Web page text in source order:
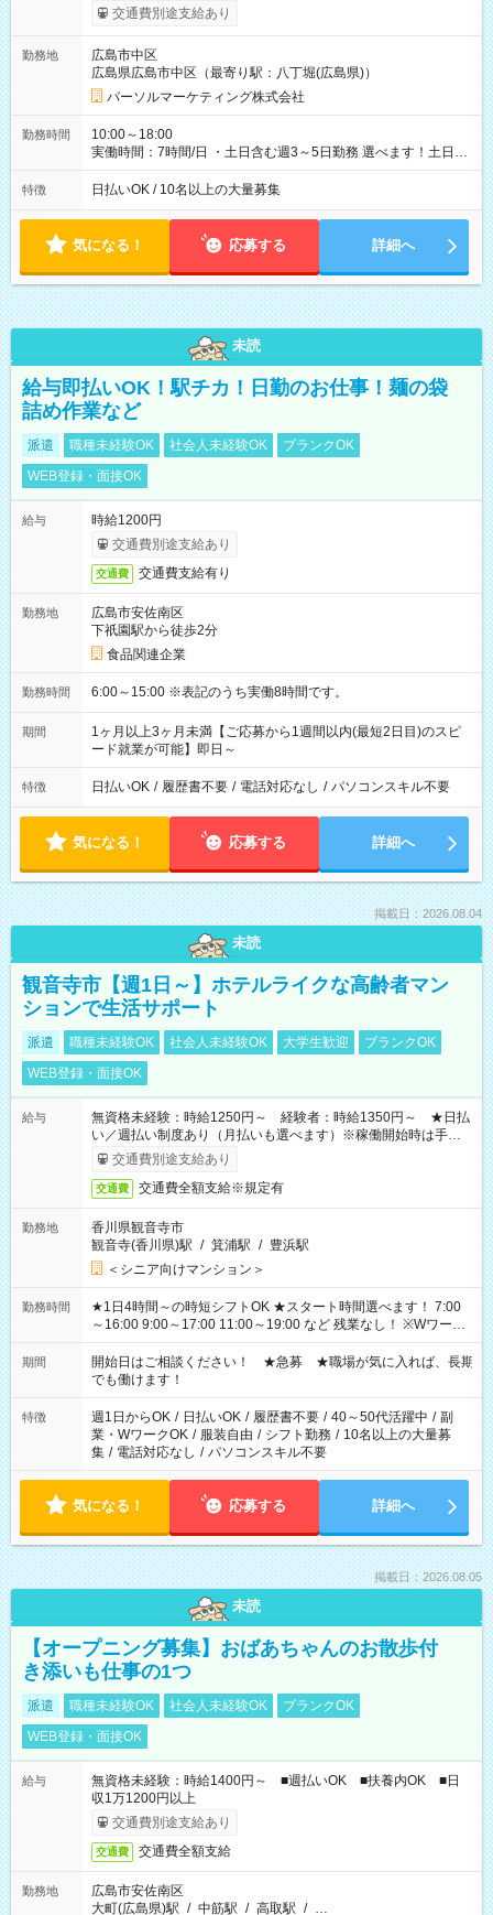
期間】試用期間なし
交通費別途支給あり
勤務地
広島市中区
広島県広島市中区（最寄り駅：八丁堀(広島県)）
パーソルマーケティング株式会社
勤務時間
10:00～18:00
実働時間：7時間/日 ・土日含む週3～5日勤務 選べます！土日も
休みやすい！ ・残業は有りません！
特徴 日払いOK / 10名以上の大量募集
気になる！ 応募する 詳細へ
未読
給与即払いOK！駅チカ！日勤のお仕事！麺の袋
詰め作業など
派遣 職種未経験OK 社会人未経験OK
ブランクOK
WEB登録・面接OK
給与
時給1200円
交通費別途支給あり
交通費 交通費支給有り
勤務地
広島市安佐南区
下祇園駅から徒歩2分
食品関連企業
勤務時間 6:00～15:00 ※表記のうち実働8時間です。
期間
1ヶ月以上3ヶ月未満【ご応募から1週間以内(最短2日目)のスピ
ード就業が可能】即日～
特徴 日払いOK / 履歴書不要 / 電話対応なし / パソコンスキル不要
気になる！ 応募する 詳細へ
掲載日：2026.08.04
未読
観音寺市【週1日～】ホテルライクな高齢者マン
ションで生活サポート
派遣 職種未経験OK 社会人未経験OK 大学生歓迎
ブランクOK
WEB登録・面接OK
給与
無資格未経験：時給1250円～ 経験者：時給1350円～ ★日払
い／週払い制度あり（月払いも選べます）※稼働開始時は手続き
完了次第のお支払いとなります。
交通費別途支給あり
交通費 交通費全額支給※規定有
勤務地
香川県観音寺市
観音寺(香川県)駅 / 箕浦駅 / 豊浜駅
＜シニア向けマンション＞
勤務時間
★1日4時間～の時短シフトOK ★スタート時間選べます！ 7:00
～16:00 9:00～17:00 11:00～19:00 など 残業なし！ ※Wワーク
の場合、他のお仕事と合わせ週40時間超の就業はご案内できま
せん ※法令に基づき、週20時間以上勤務は社会保険への加入対
象となります ※労働者派遣法（日雇い派遣の原則禁止）によ
り、短時間・短期間の就業はご案内が難しい場合があります
期間
開始日はご相談ください！ ★急募 ★職場が気に入れば、長期
でも働けます！
特徴 週1日からOK / 日払いOK / 履歴書不要 / 40～50代活躍中 / 副
業・WワークOK / 服装自由 / シフト勤務 / 10名以上の大量募
集 / 電話対応なし / パソコンスキル不要
気になる！ 応募する 詳細へ
掲載日：2026.08.05
未読
【オープニング募集】おばあちゃんのお散歩付
き添いも仕事の1つ
派遣 職種未経験OK 社会人未経験OK
ブランクOK
WEB登録・面接OK
給与
無資格未経験：時給1400円～ ■週払いOK ■扶養内OK ■日
収1万1200円以上
交通費別途支給あり
交通費 交通費全額支給
勤務地
広島市安佐南区
大町(広島県)駅 / 中筋駅 / 高取駅 / …